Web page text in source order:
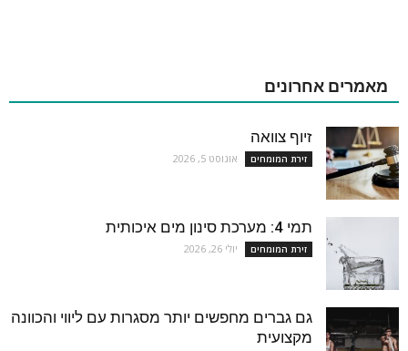
מאמרים אחרונים
זיוף צוואה
זירת המומחים אוגוסט 5, 2026
תמי 4: מערכת סינון מים איכותית
זירת המומחים יולי 26, 2026
גם גברים מחפשים יותר מסגרות עם ליווי והכוונה
מקצועית